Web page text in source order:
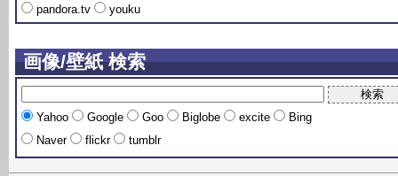
pandora.tv
youku
画像/壁紙 検索
Yahoo Google Goo Biglobe excite
Bing
Naver
flickr tumblr